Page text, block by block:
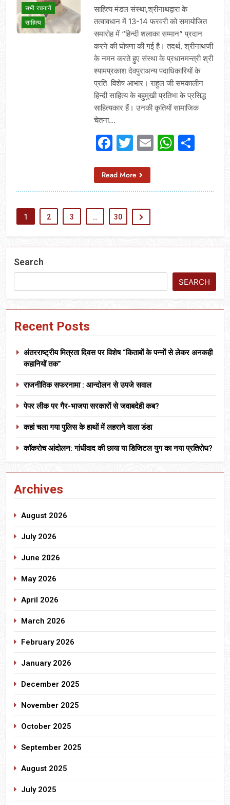
सभी रचनायें
साहित्य
साहित्य मंडल संस्था,श्रीनाथद्वारा के
तत्वावधान में 13-14 फरवरी को समायोजित
समारोह में “हिन्दी शलाका सम्मान” प्रदान
करने की घोषणा की गई है। तदर्थ, श्रीनाथजी
के नमन करते हुए संस्था के प्रधानमन्त्री श्री
श्यामप्रकाश देवपुराअन्य पदाधिकारियों के
प्रति विशेष आभार। राहुल जी समकालीन
हिन्दी साहित्य के बहुमुखी प्रतिभा के प्रसिद्ध
साहित्यकार हैं। उनकी कृतियों सामाजिक
चेतना…
Facebook
Twitter
Email
Read More
1 2 3 … 30
Search
SEARCH
Recent Posts
अंतरराष्ट्रीय मित्रता दिवस पर विशेष “किताबों के पन्नों से लेकर अनकही
कहानियों तक”
राजनीतिक सफरनामा : आन्दोलन से उपजे सवाल
पेपर लीक पर गैर-भाजपा सरकारों से जवाबदेही कब?
कहां चला गया पुलिस के हाथों में लहराने वाला डंडा
कॉकरोच आंदोलन: गांधीवाद की छाया या डिजिटल युग का नया प्रतिरोध?
Archives
August 2026
July 2026
June 2026
May 2026
April 2026
March 2026
February 2026
January 2026
December 2025
November 2025
October 2025
September 2025
August 2025
July 2025